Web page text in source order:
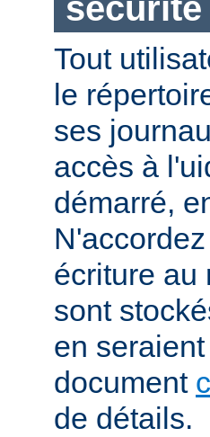
sécurité
Tout
le
ses
accès à
démarré,
N'accordez
écriture au
sont
en
document
de détails.